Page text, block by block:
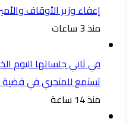
إعفاء وزير الأوقاف
منذ 3 ساعات
في ثاني جلساتها اليوم
تستمع للمتحري في قضية
منذ 14 ساعة